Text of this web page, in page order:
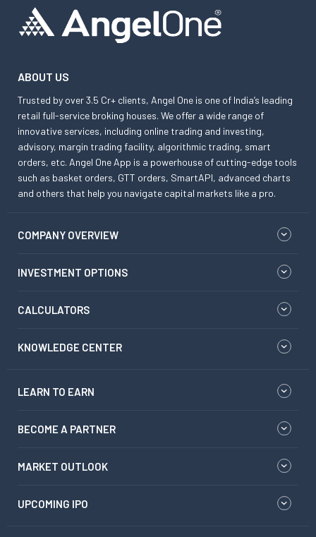
ABOUT US
Trusted by over 3.5 Cr+ clients, Angel One is one of India’s leading
retail full-service broking houses. We offer a wide range of
innovative services, including online trading and investing,
advisory, margin trading facility, algorithmic trading, smart
orders, etc. Angel One App is a powerhouse of cutting-edge tools
such as basket orders, GTT orders, SmartAPI, advanced charts
and others that help you navigate capital markets like a pro.
COMPANY OVERVIEW
INVESTMENT OPTIONS
CALCULATORS
KNOWLEDGE CENTER
LEARN TO EARN
BECOME A PARTNER
MARKET OUTLOOK
UPCOMING IPO